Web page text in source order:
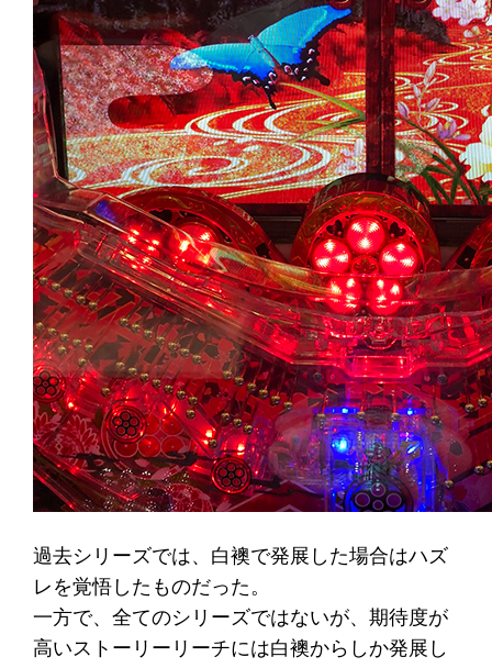
過去シリーズでは、白襖で発展した場合はハズ
レを覚悟したものだった。
一方で、全てのシリーズではないが、期待度が
高いストーリーリーチには白襖からしか発展し